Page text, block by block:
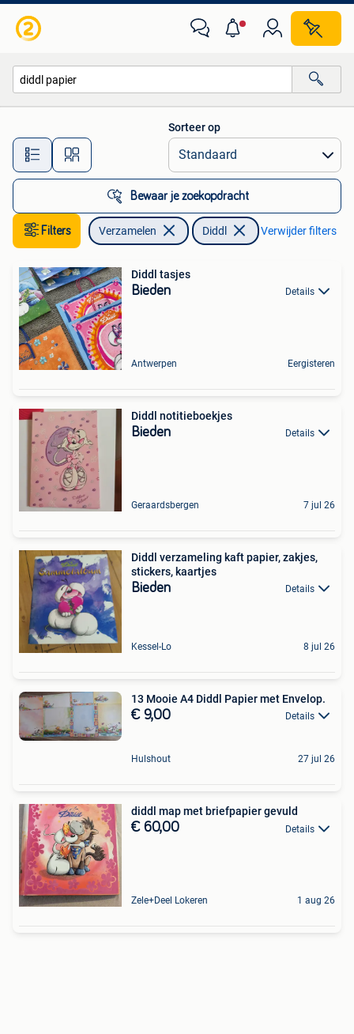
Alle afstanden…
Sorteer op
Bewaar je zoekopdracht
Filters Verzamelen Diddl Verwijder filters
Diddl tasjes
Bieden Details
Antwerpen Eergisteren
Diddl notitieboekjes
Bieden Details
Geraardsbergen 7 jul 26
Diddl verzameling kaft papier, zakjes,
stickers, kaartjes
Bieden Details
Kessel-Lo 8 jul 26
13 Mooie A4 Diddl Papier met Envelop.
€ 9,00 Details
Hulshout 27 jul 26
diddl map met briefpapier gevuld
€ 60,00 Details
Zele+Deel Lokeren 1 aug 26